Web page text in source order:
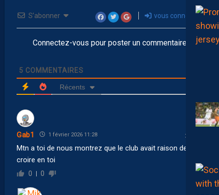
S’abonner vous connecter
Connectez-vous pour poster un commentaire
5 COMMENTAIRES
Récents
Gab1 1 février 2026 11:28
Mtn a toi de nous montrez que le club avait raison de
croire en toi
0 0